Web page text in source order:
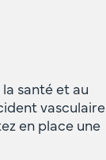
santé et au
vasculaire
en place une